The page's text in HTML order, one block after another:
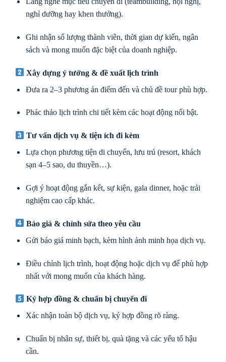
nghỉ dưỡng hay khen thưởng).
Ghi nhận số lượng thành viên, thời gian dự kiến, ngân
sách và mong muốn đặc biệt của doanh nghiệp.
Xây dựng ý tưởng & đề xuất lịch trình
Đưa ra 2–3 phương án điểm đến và chủ đề tour phù hợp.
Phác thảo lịch trình chi tiết kèm các hoạt động nổi bật.
Tư vấn dịch vụ & tiện ích đi kèm
Lựa chọn phương tiện di chuyển, lưu trú (resort, khách
sạn 4–5 sao, du thuyền…).
Gợi ý hoạt động gắn kết, sự kiện, gala dinner, hoặc trải
nghiệm cao cấp khác.
Báo giá & chỉnh sửa theo yêu cầu
Gửi báo giá minh bạch, kèm hình ảnh minh họa dịch vụ.
Điều chỉnh lịch trình, hoạt động hoặc dịch vụ để phù hợp
nhất với mong muốn của khách hàng.
Ký hợp đồng & chuẩn bị chuyến đi
Xác nhận toàn bộ dịch vụ, ký hợp đồng rõ ràng.
Chuẩn bị nhân sự, thiết bị, quà tặng và các yếu tố hậu
cần.